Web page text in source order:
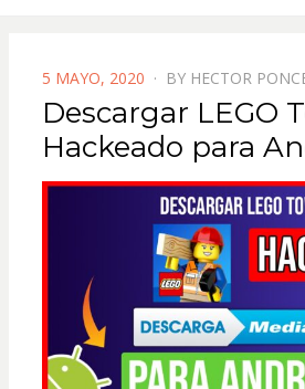
POSTED
ON
5 MAYO, 2020 BY HECTOR
Descargar LEGO
Hackeado para